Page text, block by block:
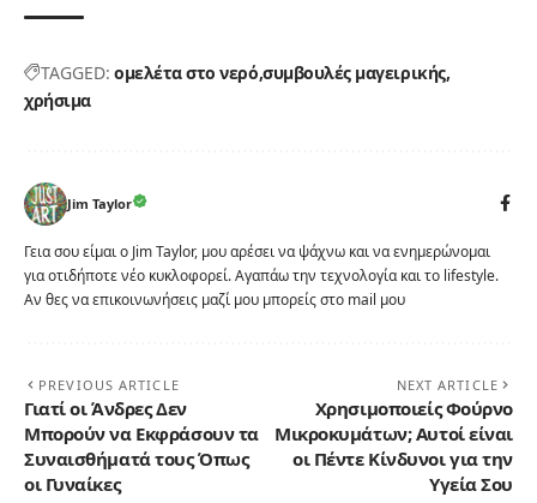
TAGGED: oμελέτα στο νερό συμβουλές μαγειρικής
χρήσιμα
Jim Taylor
Γεια σου είμαι ο Jim Taylor, μου αρέσει να ψάχνω και να ενημερώνομαι
για οτιδήποτε νέο κυκλοφορεί. Αγαπάω την τεχνολογία και το lifestyle.
Αν θες να επικοινωνήσεις μαζί μου μπορείς στο mail μου
PREVIOUS ARTICLE
Γιατί οι Άνδρες Δεν
Μπορούν να Εκφράσουν τα
Συναισθήματά τους Όπως
οι Γυναίκες
NEXT ARTICLE
Χρησιμοποιείς Φούρνο
Μικροκυμάτων; Αυτοί είναι
οι Πέντε Κίνδυνοι για την
Υγεία Σου